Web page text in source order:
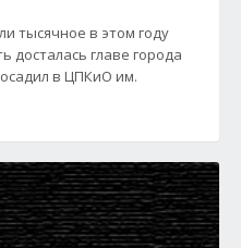
тысячное в этом году
досталась главе города
в ЦПКиО им.